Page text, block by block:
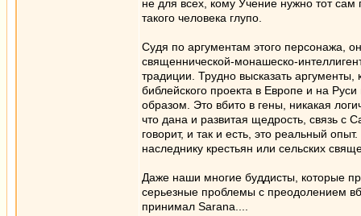
не для всех, кому Учение нужно тот сам
такого человека глупо.
Судя по аргументам этого персонажа,
священнической-монашеско-
традиции. Трудно высказать
библейского проекта в Европе и на
образом. Это вбито в гены, никакая
что дана и развитая щедрость, связь с
говорит, и так и есть, это реальный
наследнику крестьян или сельских
Даже наши многие буддисты, которые
серьезные проблемы с преодолением
принимал Sarana....